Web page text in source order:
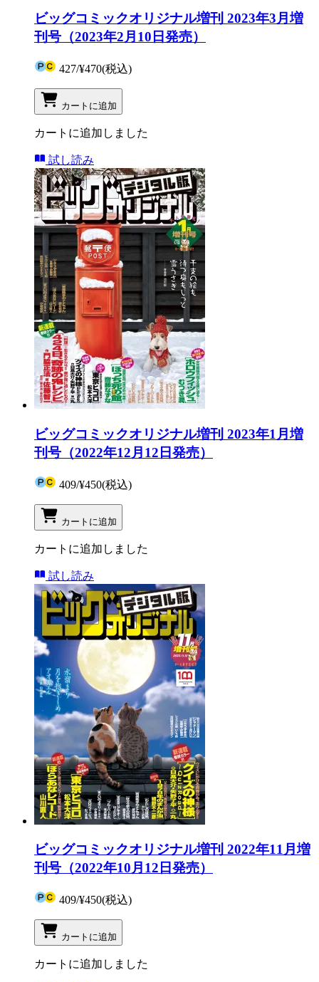
ビッグコミックオリジナル増刊 2023年3月増
刊号（2023年2月10日発売）
427/¥470(税込)
カートに追加
カートに追加しました
試し読み
ビッグコミックオリジナル増刊 2023年1月増
刊号（2022年12月12日発売）
409/¥450(税込)
カートに追加
カートに追加しました
試し読み
ビッグコミックオリジナル増刊 2022年11月増
刊号（2022年10月12日発売）
409/¥450(税込)
カートに追加
カートに追加しました